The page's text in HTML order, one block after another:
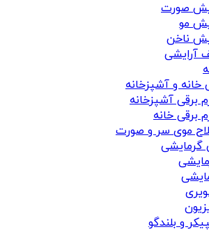
صورت
مو
ناخن
آرایشی
خانه و آشپزخانه
برقی آشپزخانه
برقی خانه
موی سر و صورت
گرمایشی
و بلندگو